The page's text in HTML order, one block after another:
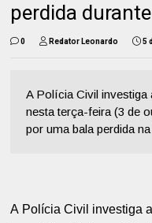
perdida
0 Redator Leonardo 5
A Polícia Civil investiga
nesta terça-feira (3 de
por uma bala perdida
A Polícia Civil investiga